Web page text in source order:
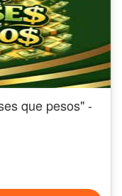
que pesos" -